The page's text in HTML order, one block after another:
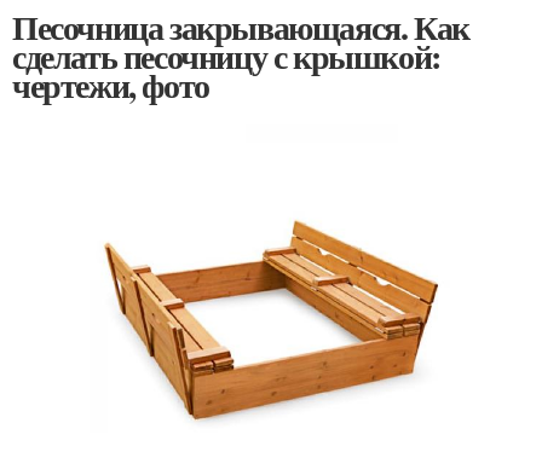
Песочница закрывающаяся. Как
сделать песочницу с крышкой:
чертежи, фото